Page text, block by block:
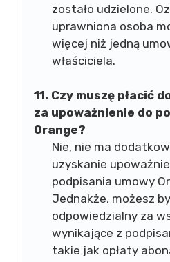
zostało udzielone.
uprawniona osoba
więcej niż jedną
właściciela.
11. Czy muszę płacić
za upoważnienie do
Orange?
Nie, nie ma
uzyskanie
podpisania umowy
Jednakże, możesz
odpowiedzialny za
wynikające z
takie jak opłaty